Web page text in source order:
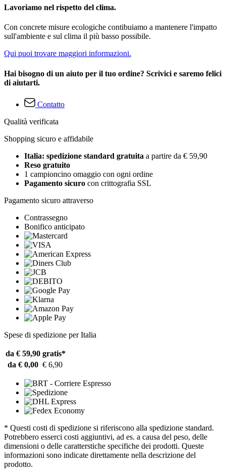
Lavoriamo nel rispetto del clima.
Con concrete misure ecologiche contibuiamo a mantenere l'impatto
sull'ambiente e sul clima il più basso possibile.
Qui puoi trovare maggiori informazioni.
Hai bisogno di un aiuto per il tuo ordine? Scrivici e saremo felici
di aiutarti.
Contatto
Qualità verificata
Shopping sicuro e affidabile
Italia: spedizione standard gratuita a partire da € 59,90
Reso gratuito
1 campioncino omaggio con ogni ordine
Pagamento sicuro con crittografia SSL
Pagamento sicuro attraverso
Contrassegno
Bonifico anticipato
Spese di spedizione per Italia
da € 59,90 gratis*
da € 0,00 € 6,90
* Questi costi di spedizione si riferiscono alla spedizione standard.
Potrebbero esserci costi aggiuntivi, ad es. a causa del peso, delle
dimensioni o delle caratterstiche specifiche dei prodotti. Queste
informazioni sono indicate direttamente nella descrizione del
prodotto.